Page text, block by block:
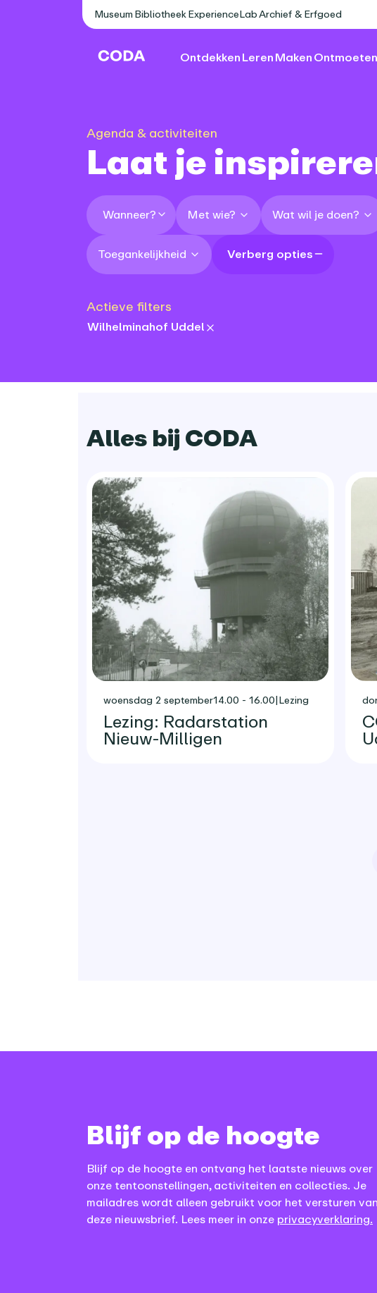
Museum Bibliotheek ExperienceLabArchief & Erfgoed
Ontdekken Leren Maken Ontmoeten
Agenda & activiteiten
Laat je
Wanneer? Met wie? Wat wil je doen?
Toegankelijkheid Verberg opties
Actieve filters
locations:
Wilhelminahof Uddel
Alles bij CODA
woensdag 2 september14.00 - 16.00|Lezing
Lezing: Radarstation
Nieuw-Milligen
Blijf op de hoogte
Blijf op de hoogte en ontvang het laatste nieuws over
onze tentoonstellingen, activiteiten en collecties. Je
mailadres wordt alleen gebruikt voor het versturen van
deze nieuwsbrief. Lees meer in onze privacyverklaring.